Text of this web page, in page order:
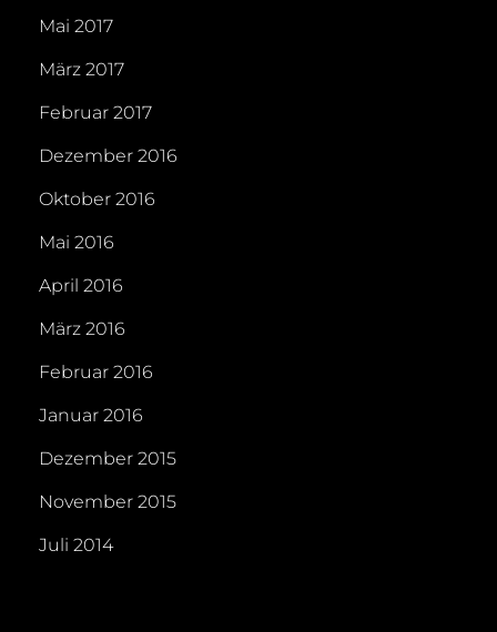
Mai 2017
März 2017
Februar 2017
Dezember 2016
Oktober 2016
Mai 2016
April 2016
März 2016
Februar 2016
Januar 2016
Dezember 2015
November 2015
Juli 2014